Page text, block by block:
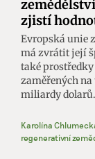
zjistí
Evropská unie
má zvrátit její
také
zaměřených
miliardy dolarů.
Karolína
regenerativní